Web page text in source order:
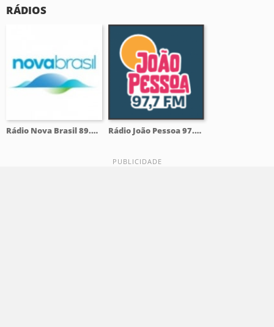
RÁDIOS
Rádio Nova Brasil 89.7 FM Rádio João Pessoa 97.7 FM